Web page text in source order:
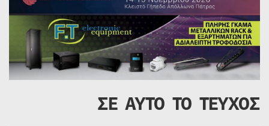
ΣΕ ΑΥΤΟ ΤΟ ΤΕΥΧΟΣ